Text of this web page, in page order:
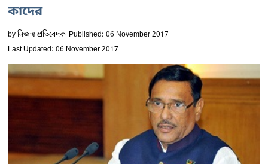
কাদের
byনিজস্ব প্রতিবেদক Published: 06 November 2017
Last Updated: 06 November 2017